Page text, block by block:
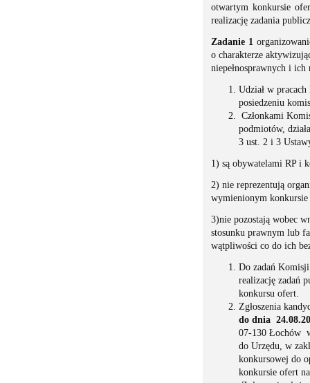
otwartym konkursie
realizację zadania
Zadanie 1
o charakterze
niepełnosprawnych i ich
Udział w
posiedzeniu
Członkami
podmiotów,
3 ust. 2 i 3
1) są obywatelami RP i
2) nie reprezentują
wymienionym
3)nie pozostają wobec
stosunku prawnym lub
wątpliwości co do ich
Do zadań
realizację zadań
konkursu ofert.
Zgłoszenia
do dnia
07-130 Łochów
do Urzędu, w
konkursowej do
konkursie ofert